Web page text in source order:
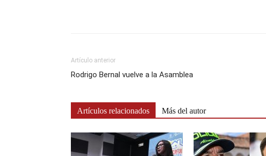
Artículo anterior
Rodrigo Bernal vuelve a la Asamblea
Artículos relacionados Más del autor